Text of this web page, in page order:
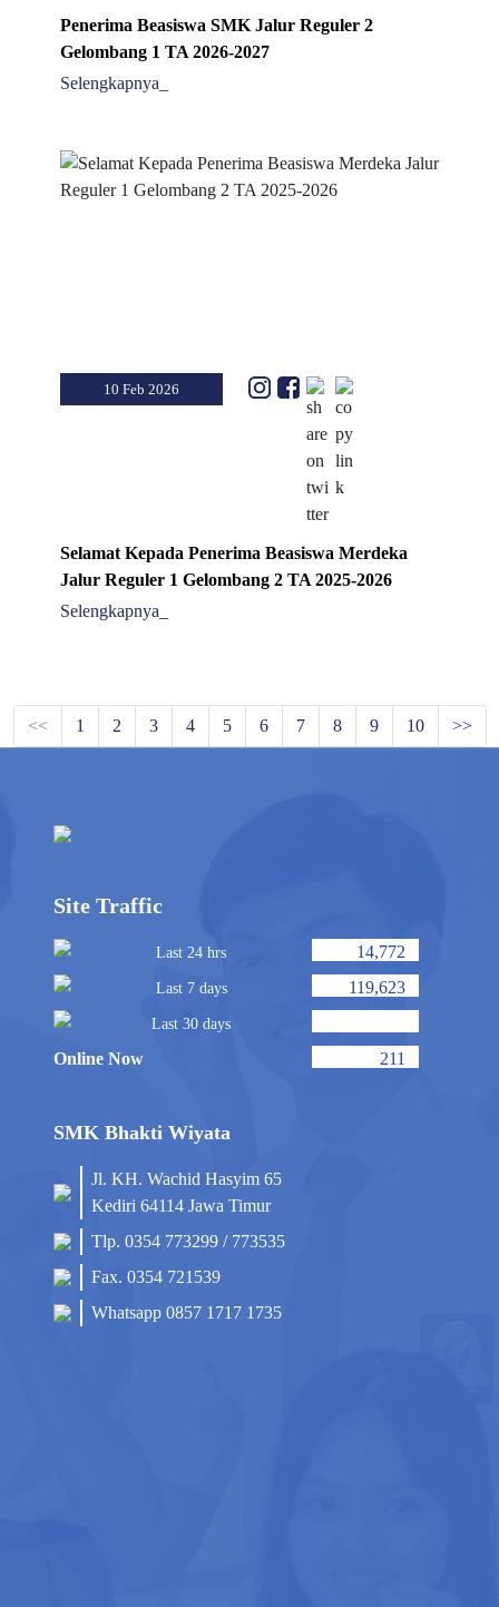
Penerima Beasiswa SMK Jalur Reguler 2
Gelombang 1 TA 2026-2027
Selengkapnya_
10 Feb 2026
Selamat Kepada Penerima Beasiswa Merdeka
Jalur Reguler 1 Gelombang 2 TA 2025-2026
Selengkapnya_
<< 1 2 3 4 5 6 7 8 9 10 >>
Site Traffic
Last 24 hrs 14,772
Last 7 days 119,623
Last 30 days
Online Now 211
SMK Bhakti Wiyata
Jl. KH. Wachid Hasyim 65
Kediri 64114 Jawa Timur
Tlp. 0354 773299 / 773535
Fax. 0354 721539
Whatsapp 0857 1717 1735